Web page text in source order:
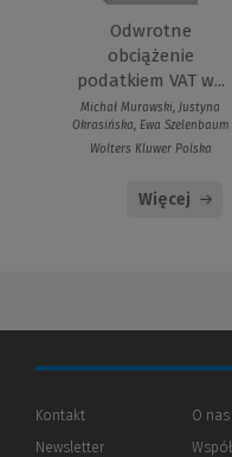
Odwrotne
obciążenie
podatkiem VAT w...
Michał Murawski, Justyna
Okrasińska, Ewa Szelenbaum
Wolters Kluwer Polska
Więcej
Kontakt
Newsletter
O nas